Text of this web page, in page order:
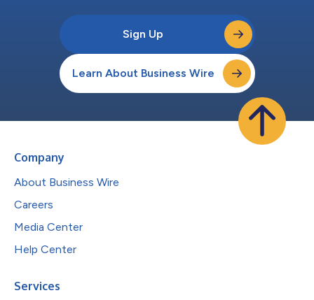
Sign Up
Learn About Business Wire
Company
About Business Wire
Careers
Media Center
Help Center
Services